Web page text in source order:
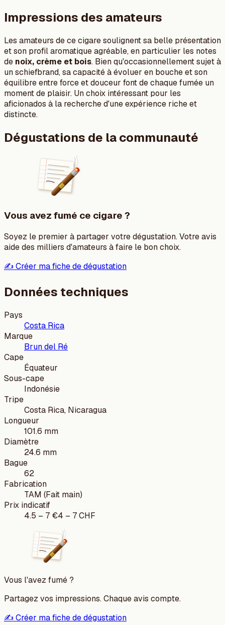
Impressions des amateurs
Les amateurs de ce cigare soulignent sa belle présentation
et son profil aromatique agréable, en particulier les notes
de noix, crème et bois. Bien qu'occasionnellement sujet à
un schiefbrand, sa capacité à évoluer en bouche et son
équilibre entre force et douceur font de chaque fumée un
moment de plaisir. Un choix intéressant pour les
aficionados à la recherche d'une expérience riche et
distincte.
Dégustations de la communauté
Vous avez fumé ce cigare ?
Soyez le premier à partager votre dégustation. Votre avis
aide des milliers d'amateurs à faire le bon choix.
✍️ Créer ma fiche de dégustation
Données techniques
Pays
Costa Rica
Marque
Brun del Ré
Cape
Équateur
Sous-cape
Indonésie
Tripe
Costa Rica, Nicaragua
Longueur
101.6 mm
Diamètre
24.6 mm
Bague
62
Fabrication
TAM (Fait main)
Prix indicatif
4.5 – 7 €4 – 7CHF
Vous l'avez fumé ?
Partagez vos impressions. Chaque avis compte.
✍️ Créer ma fiche de dégustation